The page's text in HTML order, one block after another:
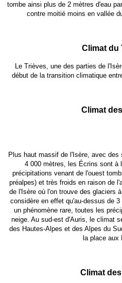
tombe ainsi plus de 2 mètres d'eau
contre moitié moins en vallée
Climat du
Le Trièves, une des parties de
début de la transition climatique
Climat
Plus haut massif de l'Isère, avec
4 000 mètres, les Écrins sont à
précipitations venant de l'ouest
préalpes) et très froids en raison de
de l'Isère où l'on trouve des glaciers
considère en effet qu'au-dessus de
un phénomène rare, toutes les
neige. Au sud-est d'Auris, le climat
des Hautes-Alpes et des Alpes du
la place aux
Climat